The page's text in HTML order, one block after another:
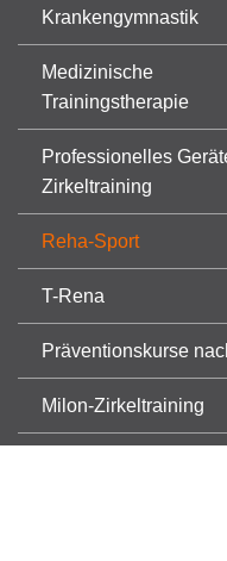
Krankengymnastik
Medizinische
Trainingstherapie
Professionelles
Zirkeltraining
Reha-Sport
T-Rena
Präventionskurse
Milon-Zirkeltraining